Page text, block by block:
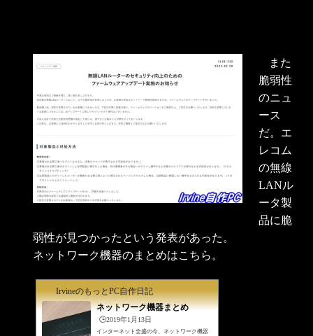
また
脆弱性
のニュ
ース
だ。エ
レコム
の無線
LANル
ータ製
品に脆
弱性が見つかったという発表があった。
ネットワーク機器のまとめはこちら。
IrvineのもっとPC自作日記
ネットワーク機器まとめ
🕒️2019年1月13日
インターネット全盛の今、ネットワーク機器